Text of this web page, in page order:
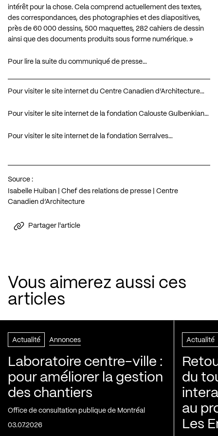
intérêt pour la chose. Cela comprend actuellement des textes,
des correspondances, des photographies et des diapositives,
près de 60 000 dessins, 500 maquettes, 282 cahiers de dessin
ainsi que des documents produits sous forme numérique. »
Pour lire la suite du communiqué de presse…
Pour visiter le site internet du Centre Canadien d’Architecture…
Pour visiter le site internet de la fondation Calouste Gulbenkian…
Pour visiter le site internet de la fondation Serralves…
Source :
Isabelle Huiban | Chef des relations de presse | Centre
Canadien d’Architecture
Partager l'article
Vous aimerez aussi ces
articles
Actualité Annonces
Laboratoire centre-ville :
pour améliorer la gestion
des chantiers
Office de consultation publique de Montréal
03.07.2026
Actualité
du
au
Les